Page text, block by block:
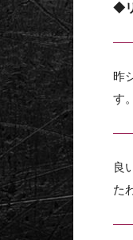
◆
――
昨
す
――
良
た
――